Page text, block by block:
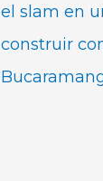
el slam en
construir